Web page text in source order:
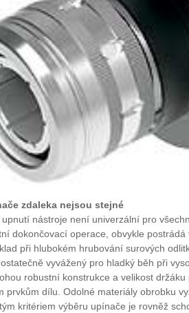
zdaleka nejsou stejné
nástroje není univerzální pro
dokončovací operace, obvykle
při hlubokém hrubování surových
vyvážený pro hladký běh při
robustní konstrukce a velikost
prvkům dílu. Odolné materiály obrobku
kritériem výběru upínače je rovněž